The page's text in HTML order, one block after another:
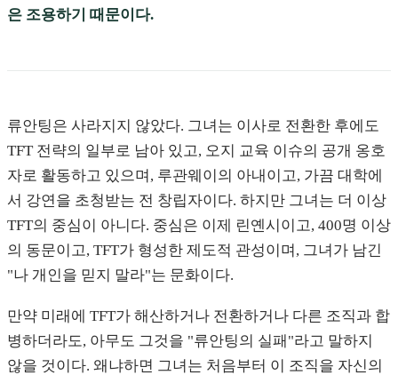
은 조용하기 때문이다.
류안팅은 사라지지 않았다. 그녀는 이사로 전환한 후에도
TFT 전략의 일부로 남아 있고, 오지 교육 이슈의 공개 옹호
자로 활동하고 있으며, 루관웨이의 아내이고, 가끔 대학에
서 강연을 초청받는 전 창립자이다. 하지만 그녀는 더 이상
TFT의 중심이 아니다. 중심은 이제 린옌시이고, 400명 이상
의 동문이고, TFT가 형성한 제도적 관성이며, 그녀가 남긴
"나 개인을 믿지 말라"는 문화이다.
만약 미래에 TFT가 해산하거나 전환하거나 다른 조직과 합
병하더라도, 아무도 그것을 "류안팅의 실패"라고 말하지
않을 것이다. 왜냐하면 그녀는 처음부터 이 조직을 자신의